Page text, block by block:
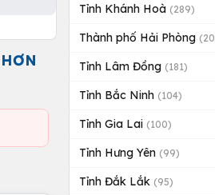
Tỉnh Khánh Hoà (289)
Thành phố Hải Phòng
Tỉnh Lâm Đồng (181)
Tỉnh Bắc Ninh (104)
Tỉnh Gia Lai (100)
Tỉnh Hưng Yên (99)
Tỉnh Đắk Lắk (95)